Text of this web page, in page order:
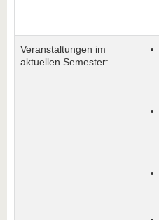
Veranstaltungen im
aktuellen Semester: